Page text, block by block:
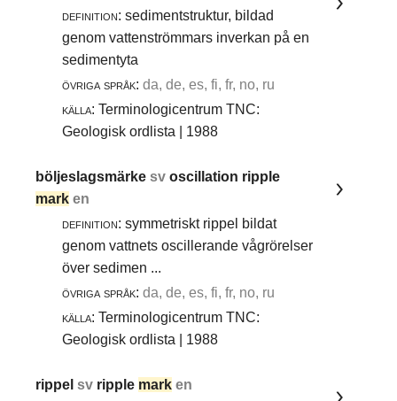
definition: sedimentstruktur, bildad
genom vattenströmmars inverkan på en
sedimentyta
övriga språk: da, de, es, fi, fr, no, ru
källa: Terminologicentrum TNC:
Geologisk ordlista | 1988
böljeslagsmärkesvoscillation ripple
mark en
definition: symmetriskt rippel bildat
genom vattnets oscillerande vågrörelser
över sedimen ...
övriga språk: da, de, es, fi, fr, no, ru
källa: Terminologicentrum TNC:
Geologisk ordlista | 1988
rippelsv ripple mark en